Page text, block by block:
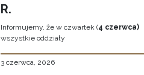
R.
Informujemy, że w czwartek (4 czerwca)
wszystkie oddziały
3 czerwca, 2026